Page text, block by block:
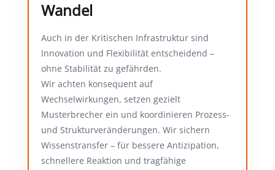
Wandel
Auch in der Kritischen Infrastruktur sind
Innovation und Flexibilität entscheidend –
ohne Stabilität zu gefährden.
Wir achten konsequent auf
Wechselwirkungen, setzen gezielt
Musterbrecher ein und koordinieren Prozess-
und Strukturveränderungen. Wir sichern
Wissenstransfer – für bessere Antizipation,
schnellere Reaktion und tragfähige